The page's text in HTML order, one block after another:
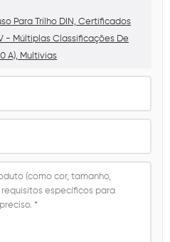
Para Trilho DIN, Certificados
- Múltiplas Classificações De
A), Multivias